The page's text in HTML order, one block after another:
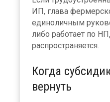
ИП, глава
единоличным
либо работает по
распространяется.
Когда
вернуть